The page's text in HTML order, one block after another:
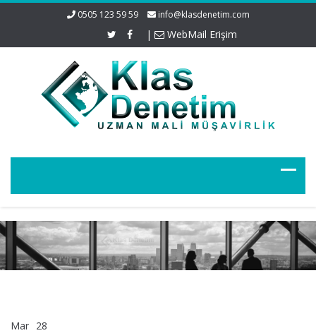
0505 123 59 59 info@klasdenetim.com
| WebMail Erişim
Mar 28